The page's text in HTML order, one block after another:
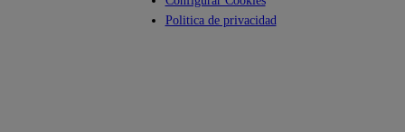
Politica de privacidad